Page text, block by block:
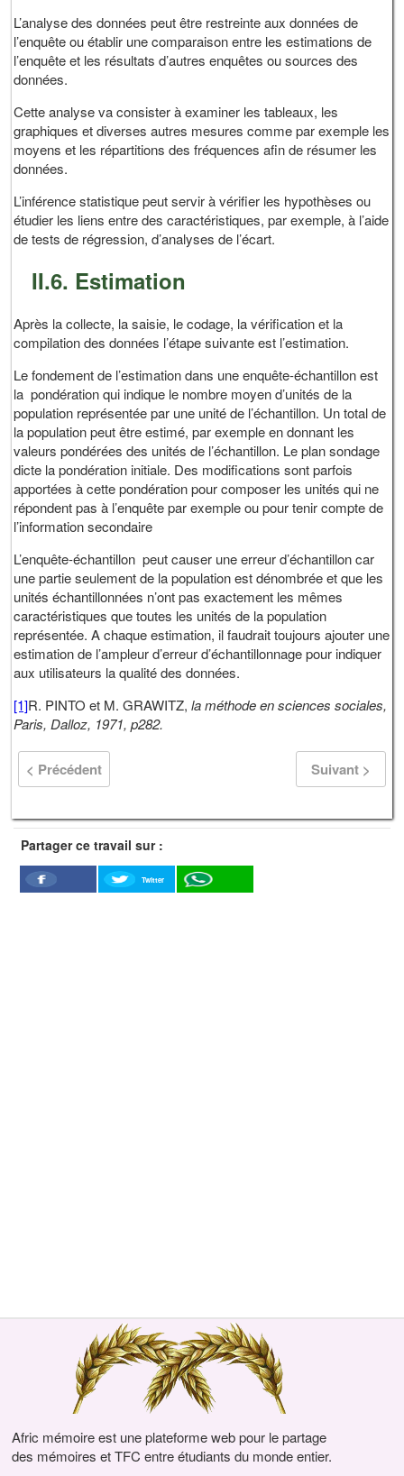
L’analyse des données peut être restreinte aux données de
l’enquête ou établir une comparaison entre les estimations de
l’enquête et les résultats d’autres enquêtes ou sources des
données.
Cette analyse va consister à examiner les tableaux, les
graphiques et diverses autres mesures comme par exemple les
moyens et les répartitions des fréquences afin de résumer les
données.
L’inférence statistique peut servir à vérifier les hypothèses ou
étudier les liens entre des caractéristiques, par exemple, à l’aide
de tests de régression, d’analyses de l’écart.
II.6. Estimation
Après la collecte, la saisie, le codage, la vérification et la
compilation des données l’étape suivante est l’estimation.
Le fondement de l’estimation dans une enquête-échantillon est
la pondération qui indique le nombre moyen d’unités de la
population représentée par une unité de l’échantillon. Un total de
la population peut être estimé, par exemple en donnant les
valeurs pondérées des unités de l’échantillon. Le plan sondage
dicte la pondération initiale. Des modifications sont parfois
apportées à cette pondération pour composer les unités qui ne
répondent pas à l’enquête par exemple ou pour tenir compte de
l’information secondaire
L’enquête-échantillon peut causer une erreur d’échantillon car
une partie seulement de la population est dénombrée et que les
unités échantillonnées n’ont pas exactement les mêmes
caractéristiques que toutes les unités de la population
représentée. A chaque estimation, il faudrait toujours ajouter une
estimation de l’ampleur d’erreur d’échantillonnage pour indiquer
aux utilisateurs la qualité des données.
[1]R. PINTO et M. GRAWITZ,la méthode en sciences sociales,
Paris, Dalloz, 1971, p282.
< Précédent Suivant >
Partager ce travail sur :
Facebook
Twitter
Afric mémoire est une plateforme web pour le partage
des mémoires et TFC entre étudiants du monde entier.